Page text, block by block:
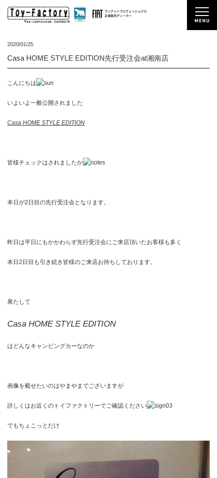
2020/01/25
Casa HOME STYLE EDITION先行受注会at湘南店
こんにちは
いよいよ一般公開されました
Casa HOME STYLE EDITION
皆様チェックはされましたか
本日が2日目の先行受注会となります。
昨日は平日にもかかわらず先行受注会にご来店頂いたお客様も多く
本日2日目も引き続き皆様のご来店お待ちしております。
果たして
Casa HOME STYLE EDITION
はどんなキャンピングカーなのか
画像を載せたいのはやまやまでございますが
詳しくはお近くのトイファクトリーでご確認ください
でもちょこっとだけ